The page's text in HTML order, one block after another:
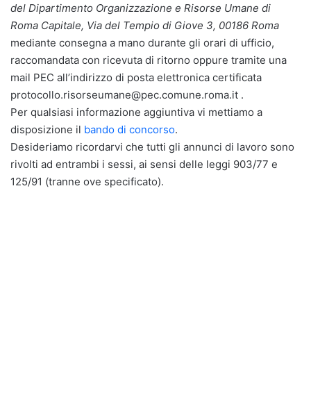
del Dipartimento Organizzazione e Risorse Umane di
Roma Capitale, Via del Tempio di Giove 3, 00186 Roma
mediante consegna a mano durante gli orari di ufficio,
raccomandata con ricevuta di ritorno oppure tramite una
mail PEC all’indirizzo di posta elettronica certificata
protocollo.risorseumane@pec.comune.roma.it .
Per qualsiasi informazione aggiuntiva vi mettiamo a
disposizione il bando di concorso.
Desideriamo ricordarvi che tutti gli annunci di lavoro sono
rivolti ad entrambi i sessi, ai sensi delle leggi 903/77 e
125/91 (tranne ove specificato).